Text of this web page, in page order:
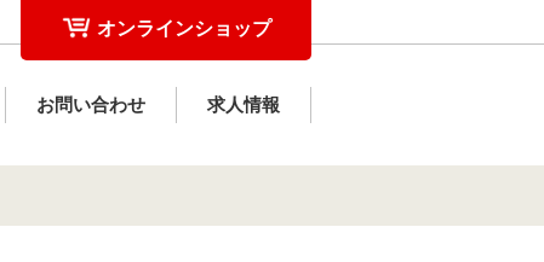
お問い合わせ 求人情報
オンラインショップ